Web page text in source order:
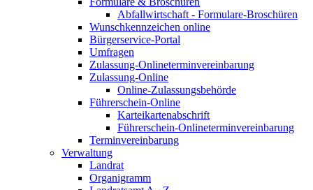
Abfallwirtschaft - Formulare-Broschüren
Wunschkennzeichen online
Bürgerservice-Portal
Umfragen
Zulassung-Onlineterminvereinbarung
Zulassung-Online
Online-Zulassungsbehörde
Führerschein-Online
Karteikartenabschrift
Führerschein-Onlineterminvereinbarung
Terminvereinbarung
Verwaltung
Landrat
Organigramm